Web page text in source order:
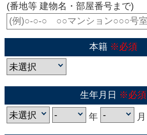
(番地等 建物名・部屋番号まで)
本籍 ※必須
生年月日 ※必須
年 月